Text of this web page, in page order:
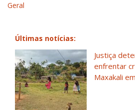
Geral
Últimas notícias:
Justiça
enfrentar
Maxakali